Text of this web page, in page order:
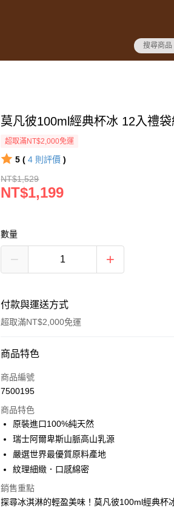
莫凡彼100ml經典杯冰 12入禮袋
超取滿NT$2,000免運
5 ( 4 則評價 )
NT$1,529
NT$1,199
數量
付款與運送方式
超取滿NT$2,000免運
付款方式
信用卡一次付款
ATM付款
運送方式
冷凍7-11取貨(快速到店)
每筆NT$200，滿NT$2,000(含以上)免運費
商品特色
商品編號
7500195
商品特色
原裝進口100%純天然
瑞士阿爾卑斯山脈高山乳源
嚴選世界最優質原料產地
紋理細緻．口感綿密
銷售重點
探尋冰淇淋的輕盈美味！莫凡彼100ml經典杯